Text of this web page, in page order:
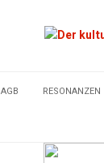
AGB RESONANZEN